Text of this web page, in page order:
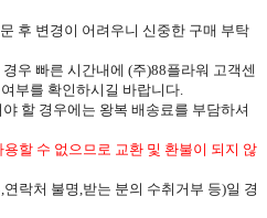
후 변경이 어려우니 신중한 구매 부탁
우 빠른 시간내에 (주)88플라워 고객센
부를 확인하시길 바랍니다.
할 경우에는 왕복 배송료를 부담하셔
할 수 없으므로 교환 및 환불이 되지 않
연락처 불명 받는 분의 수취거부 등)일 경